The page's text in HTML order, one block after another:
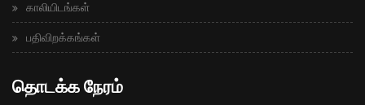
காலியிடங்கள்
பதிவிறக்கங்கள்
தொடக்க நேரம்